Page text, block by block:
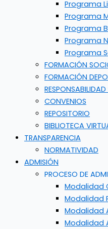
Programa
Programa
Programa
Programa
Programa
FORMACIÓN
FORMACIÓN
CONVENIOS
REPOSITORIO
BIBLIOTECA
TRANSPARENCIA
NORMATIVIDAD
ADMISIÓN
PROCESO DE
Modalidad
Modalidad
Modalidad
Modalidad